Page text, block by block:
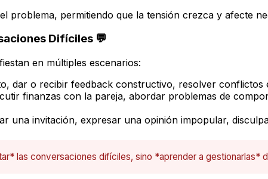
problema, permitiendo que la tensión crezca y afecte
Difíciles 💬
en múltiples escenarios:
dar o recibir feedback constructivo, resolver
finanzas con la pareja, abordar problemas de
una invitación, expresar una opinión impopular,
las conversaciones difíciles, sino *aprender a